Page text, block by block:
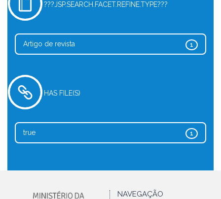
???JSP.SEARCH.FACET.REFINE.TYPE???
1
Artigo de revista
HAS FILE(S)
1
true
NAVEGAÇÃO